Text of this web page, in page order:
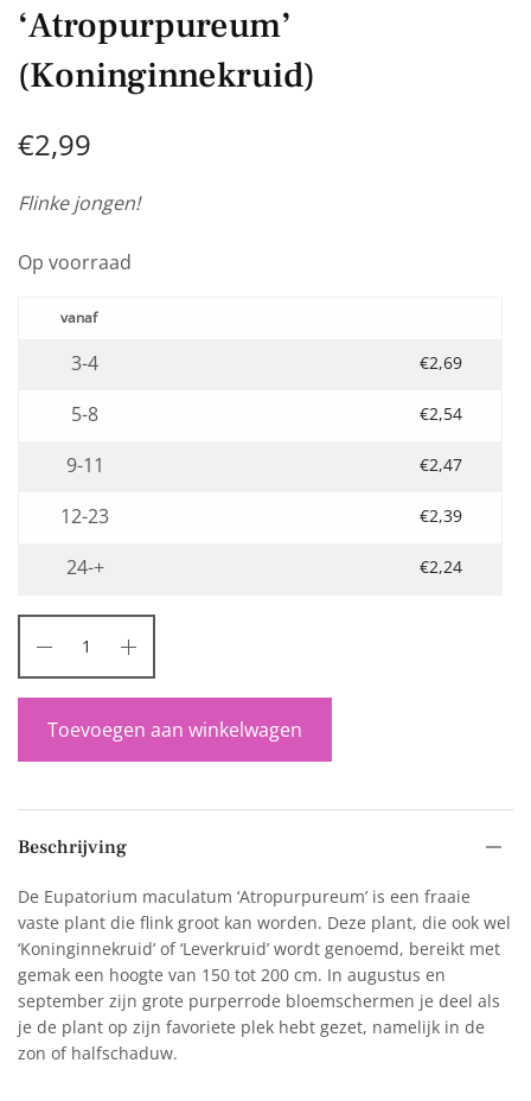
‘Atropurpureum’
(Koninginnekruid)
€2,99
Flinke jongen!
Op voorraad
3-4 €2,69
5-8 €2,54
9-11 €2,47
12-23 €2,39
24-+ €2,24
Toevoegen aan winkelwagen
Beschrijving
De Eupatorium maculatum ‘Atropurpureum’ is een fraaie
vaste plant die flink groot kan worden. Deze plant, die ook wel
‘Koninginnekruid’ of ‘Leverkruid’ wordt genoemd, bereikt met
gemak een hoogte van 150 tot 200 cm. In augustus en
september zijn grote purperrode bloemschermen je deel als
je de plant op zijn favoriete plek hebt gezet, namelijk in de
zon of halfschaduw.